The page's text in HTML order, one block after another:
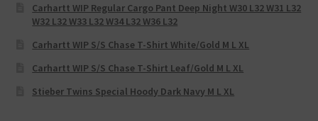
Carhartt WIP Regular Cargo Pant Deep Night W30 L32 W31 L32
W32 L32 W33 L32 W34 L32 W36 L32
Carhartt WIP S/S Chase T-Shirt White/Gold M L XL
Carhartt WIP S/S Chase T-Shirt Leaf/Gold M L XL
Stieber Twins Special Hoody Dark Navy M L XL